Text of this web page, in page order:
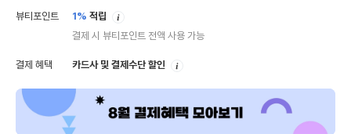
뷰티포인트 1% 적립
결제 시 뷰티포인트 전액 사용 가능
결제 혜택 카드사 및 결제수단 할인